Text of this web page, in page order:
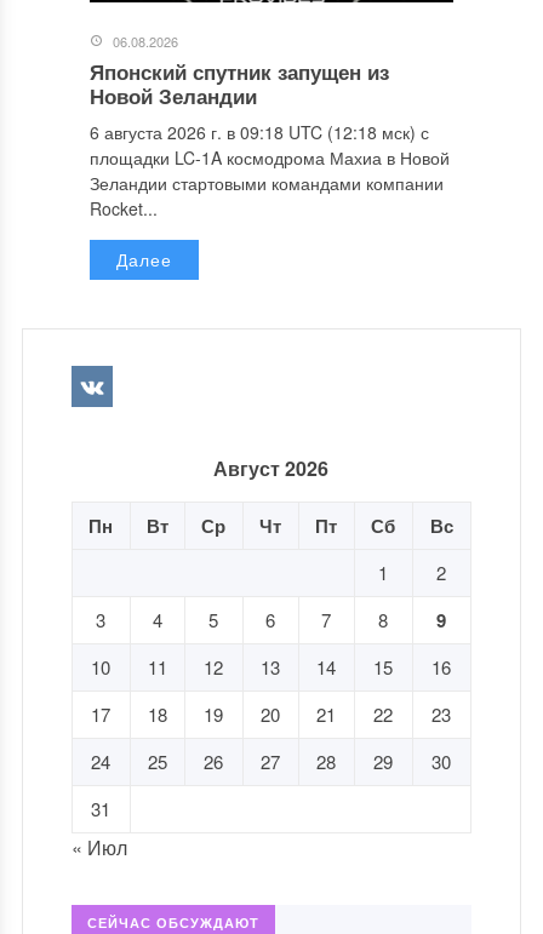
06.08.2026
Японский спутник запущен из
Новой Зеландии
6 августа 2026 г. в 09:18 UTC (12:18 мск) с
площадки LC-1A космодрома Махиа в Новой
Зеландии стартовыми командами компании
Rocket...
Далее
Август 2026
Пн Вт Ср Чт Пт Сб Вс
1
2
3
4 5 6 7 8 9
10 11 12 13 14 15
16
17
18 19 20 21 22
23
24
25 26 27 28 29
30
31
« Июл
СЕЙЧАС ОБСУЖДАЮТ